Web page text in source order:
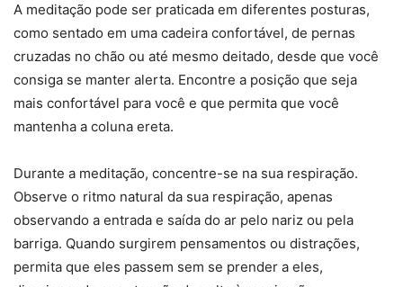
A meditação pode ser praticada em diferentes posturas,
como sentado em uma cadeira confortável, de pernas
cruzadas no chão ou até mesmo deitado, desde que você
consiga se manter alerta. Encontre a posição que seja
mais confortável para você e que permita que você
mantenha a coluna ereta.
Durante a meditação, concentre-se na sua respiração.
Observe o ritmo natural da sua respiração, apenas
observando a entrada e saída do ar pelo nariz ou pela
barriga. Quando surgirem pensamentos ou distrações,
permita que eles passem sem se prender a eles,